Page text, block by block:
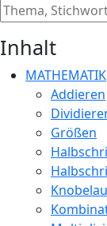
Inhalt
MATHEMATIK
Addieren
Größen